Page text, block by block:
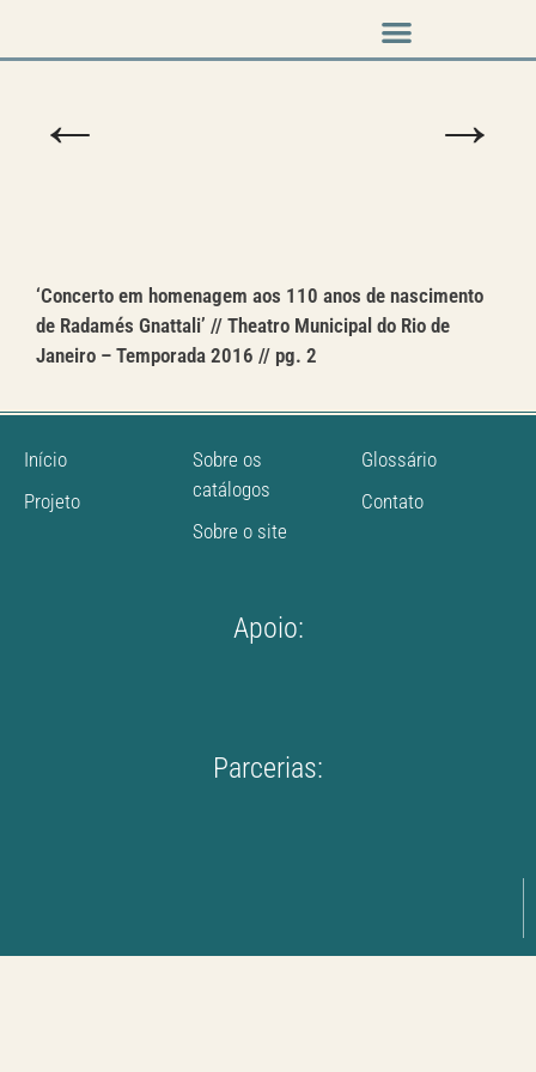
← →
‘Concerto em homenagem aos 110 anos de nascimento
de Radamés Gnattali’ // Theatro Municipal do Rio de
Janeiro – Temporada 2016 // pg. 2
Início
Projeto
Sobre os
catálogos
Sobre o site
Glossário
Contato
Apoio:
Parcerias: